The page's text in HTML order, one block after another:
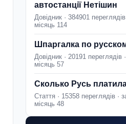
автостанції Нетішин
Довідник · 384901
місяць 114
Шпаргалка по
Довідник · 20191 переглядів
місяць 57
Сколько Русь
Стаття · 15358 переглядів ·
місяць 48